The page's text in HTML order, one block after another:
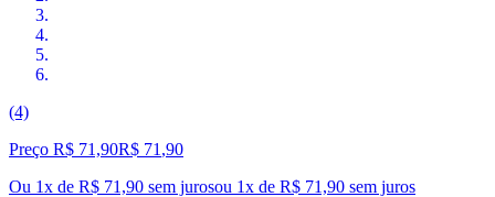
(4)
Preço R$ 71,90R$ 71 ,90
Ou 1x de R$ 71,90 sem jurosou 1x de R$ 71,90 sem juros